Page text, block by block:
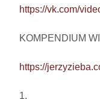
https://vk.com/
KOMPENDIUM
https://
1.